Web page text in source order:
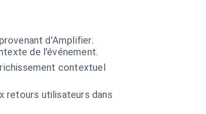
d'Amplifier.
de l'événement.
contextuel
retours utilisateurs dans